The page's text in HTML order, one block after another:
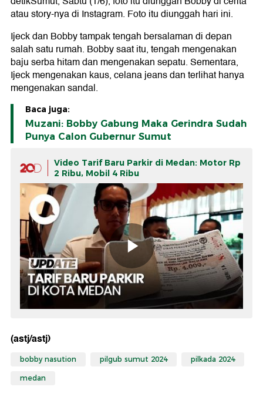
atau story-nya di Instagram. Foto itu diunggah hari ini.
Ijeck dan Bobby tampak tengah bersalaman di depan
salah satu rumah. Bobby saat itu, tengah mengenakan
baju serba hitam dan mengenakan sepatu. Sementara,
Ijeck mengenakan kaus, celana jeans dan terlihat hanya
mengenakan sandal.
Baca juga:
Muzani: Bobby Gabung Maka Gerindra Sudah
Punya Calon Gubernur Sumut
Video Tarif Baru Parkir di Medan: Motor Rp
2 Ribu, Mobil 4 Ribu
(astj/astj)
bobby nasution pilgub sumut 2024 pilkada 2024
medan